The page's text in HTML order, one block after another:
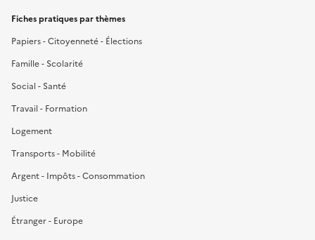
Fiches pratiques par thèmes
Papiers - Citoyenneté - Élections
Famille - Scolarité
Social - Santé
Travail - Formation
Logement
Transports - Mobilité
Argent - Impôts - Consommation
Justice
Étranger - Europe